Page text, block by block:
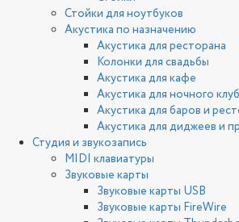
Стойки для ноутбуков
Акустика по назначению
Акустика для ресторана
Колонки для свадьбы
Акустика для кафе
Акустика для ночного
Акустика для баров и
Акустика для диджеев и
Студия и звукозапись
MIDI клавиатуры
Звуковые карты
Звуковые карты USB
Звуковые карты FireWire